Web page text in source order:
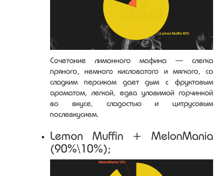
Сочетание лимонного мафина — слегка
пряного, немного кисловатого и мягкого, со
сладким персиком дает дым с фруктовым
ароматом, легкой, едва уловимой горчинкой
во вкусе, сладостью и цитрусовым
послевкусием.
Lemon Muffin + MelonMania
(90%\10%);